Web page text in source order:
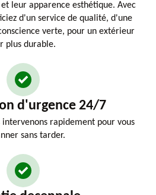
leur apparence esthétique. Avec
d'un service de qualité, d'une
verte, pour un extérieur
plus durable.
d'urgence 24/7
intervenons rapidement pour vous
sans tarder.